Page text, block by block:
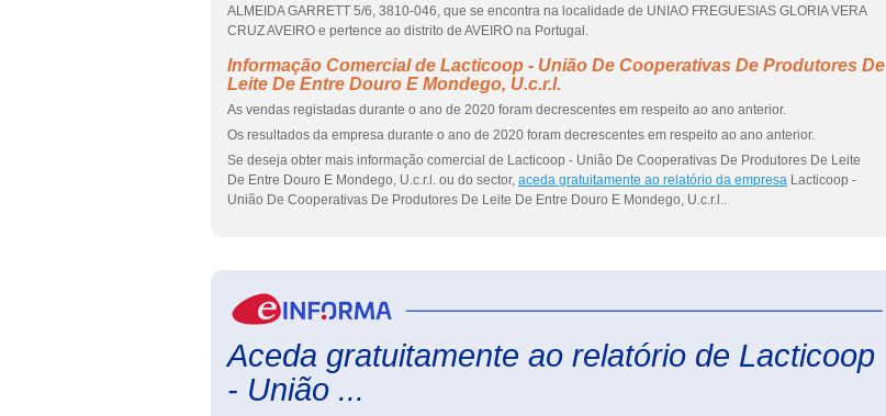
ALMEIDA GARRETT 5/6, 3810-046, que se encontra na localidade de UNIAO FREGUESIAS GLORIA VERA
CRUZ AVEIRO e pertence ao distrito de AVEIRO na Portugal.
Informação Comercial de Lacticoop - União De Cooperativas De Produtores De
Leite De Entre Douro E Mondego, U.c.r.l.
As vendas registadas durante o ano de 2020 foram decrescentes em respeito ao ano anterior.
Os resultados da empresa durante o ano de 2020 foram decrescentes em respeito ao ano anterior.
Se deseja obter mais informação comercial de Lacticoop - União De Cooperativas De Produtores De Leite
De Entre Douro E Mondego, U.c.r.l. ou do sector, aceda gratuitamente ao relatório da empresa Lacticoop -
União De Cooperativas De Produtores De Leite De Entre Douro E Mondego, U.c.r.l..
Aceda gratuitamente ao relatório de Lacticoop
- União ...